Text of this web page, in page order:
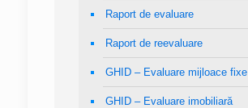
Raport de evaluare
Raport de reevaluare
GHID – Evaluare mijloace fixe
GHID – Evaluare imobiliară